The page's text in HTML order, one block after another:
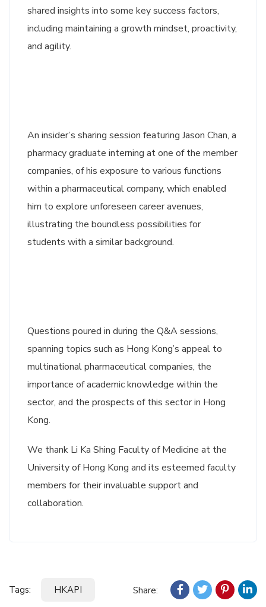
shared insights into some key success factors,
including maintaining a growth mindset, proactivity,
and agility.
An insider’s sharing session featuring Jason Chan, a
pharmacy graduate interning at one of the member
companies, of his exposure to various functions
within a pharmaceutical company, which enabled
him to explore unforeseen career avenues,
illustrating the boundless possibilities for
students with a similar background.
Questions poured in during the Q&A sessions,
spanning topics such as Hong Kong’s appeal to
multinational pharmaceutical companies, the
importance of academic knowledge within the
sector, and the prospects of this sector in Hong
Kong.
We thank Li Ka Shing Faculty of Medicine at the
University of Hong Kong and its esteemed faculty
members for their invaluable support and
collaboration.
Tags: HKAPI Share: